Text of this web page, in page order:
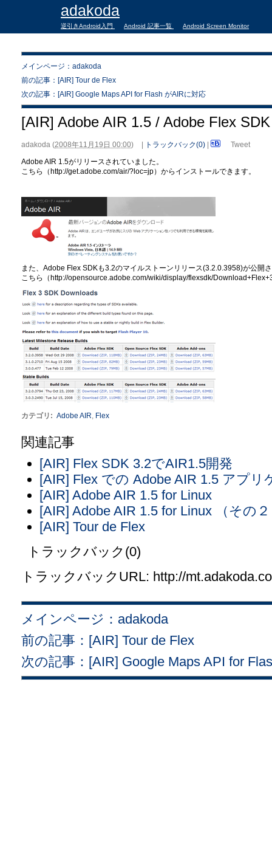
adakoda
逆引きAndroid入門 Android 記事一覧 Android Screen Monitor
メインページ：adakoda
前の記事：[AIR] Tour de Flex
次の記事：[AIR] Google Maps API for Flash がAIRに対応
[AIR] Adobe AIR 1.5 / Adobe Flex
adakoda (2008年11月19日 00:00) トラックバック(0)
Tweet
Adobe AIR 1.5がリリースされていました。
こちら（http://get.adobe.com/air/?loc=jp）からインストールできます。
また、Adobe Flex SDKも3.2のマイルストーンリリース(3.2.0.3958)が公開
こちら（http://opensource.adobe.com/wiki/display/flexsdk/
カテゴリ : Adobe AIR Flex
関連記事
[AIR] Flex SDK 3.2でAIR1.5開発
[AIR] Flex での Adobe AIR 1.5 アプ
[AIR] Adobe AIR 1.5 for Linux
[AIR] Adobe AIR 1.5 for Linux （その
[AIR] Tour de Flex
トラックバック(0)
トラックバックURL: http://
メインページ：adakoda
前の記事：[AIR] Tour de Flex
次の記事：[AIR] Google Maps API for